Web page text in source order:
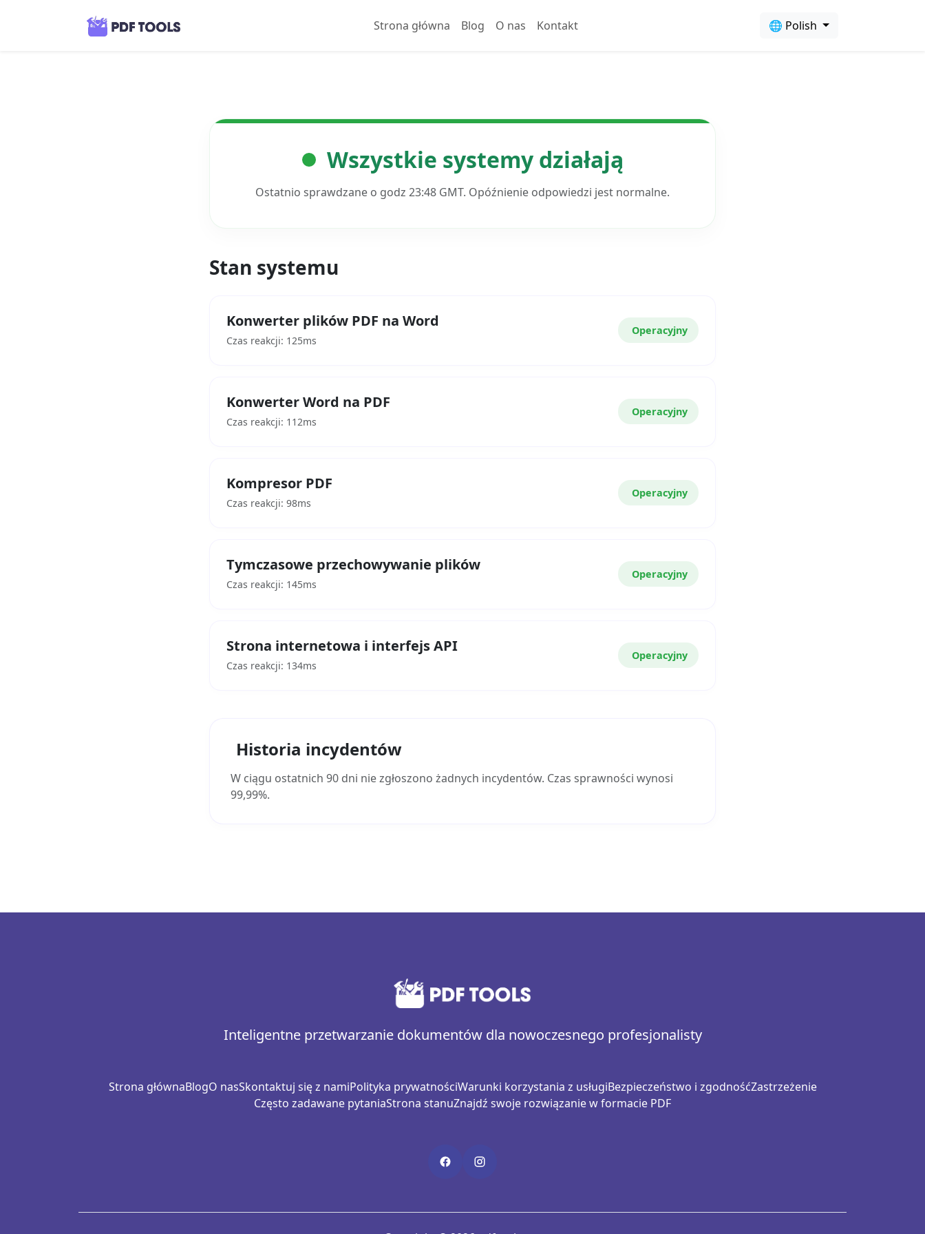
Strona główna Blog O nas Kontakt 🌐 Polish
Wszystkie systemy działają
Ostatnio sprawdzane o godz 23:48 GMT. Opóźnienie odpowiedzi jest normalne.
Stan systemu
Konwerter plików PDF na Word
Czas reakcji: 125ms
Operacyjny
Konwerter Word na PDF
Czas reakcji: 112ms
Operacyjny
Kompresor PDF
Czas reakcji: 98ms
Operacyjny
Tymczasowe przechowywanie plików
Czas reakcji: 145ms
Operacyjny
Strona internetowa i interfejs API
Czas reakcji: 134ms
Operacyjny
Historia incydentów
W ciągu ostatnich 90 dni nie zgłoszono żadnych incydentów. Czas sprawności wynosi
99,99%.
Inteligentne przetwarzanie dokumentów dla nowoczesnego profesjonalisty
Strona głównaBlogO nasSkontaktuj się z namiPolityka prywatnościWarunki korzystania z usługiBezpieczeństwo i zgodnośćZastrzeżenie
Często zadawane pytaniaStrona stanuZnajdź swoje rozwiązanie w formacie PDF